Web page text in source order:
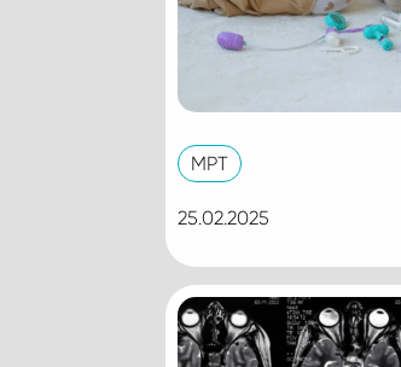
МРТ
25.02.2025